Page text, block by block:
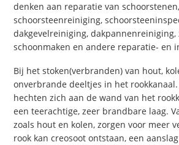
denken aan reparatie van schoorstenen,
schoorsteenreiniging,
dakgevelreiniging, dakpannenreiniging,
schoonmaken en andere reparatie- en
Bij het stoken(verbranden) van hout,
onverbrande deeltjes in het
hechten zich aan de wand van het
een teerachtige, zeer brandbare laag.
zoals hout en kolen, zorgen voor meer
rook kan creosoot ontstaan, een